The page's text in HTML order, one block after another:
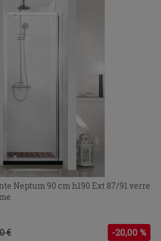
Neptum 90 cm h190 Ext 87/91 verre
€ -20,00 %